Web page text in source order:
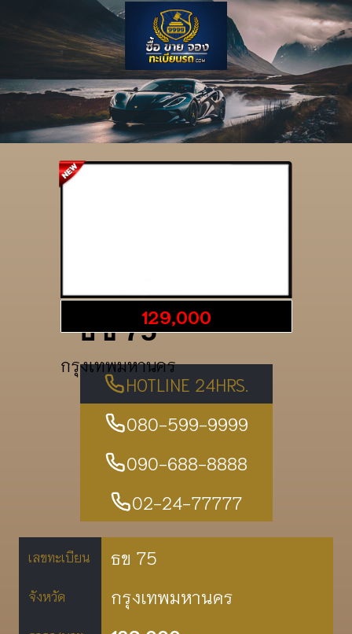
ธข 75
กรุงเทพมหานคร
129,000
HOTLINE 24HRS.
080-599-9999
090-688-8888
02-24-77777
เลขทะเบียน ธข 75
จังหวัด กรุงเทพมหานคร